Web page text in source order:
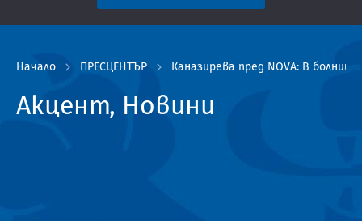
Начало ПРЕСЦЕНТЪР Каназирева пред NOVA: В
Акцент, Новини